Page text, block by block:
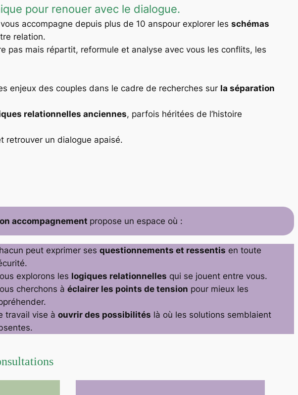
pour renouer avec le dialogue.
accompagne depuis plus de 10 anspour explorer les schémas
relation.
pas mais répartit, reformule et analyse avec vous les conflits, les
enjeux des couples dans le cadre de recherches sur la séparation
relationnelles anciennes, parfois héritées de l’histoire
retrouver un dialogue apaisé.
accompagnement propose un espace où :
peut exprimer ses questionnements et ressentis en toute
explorons les logiques relationnelles qui se jouent entre vous.
cherchons à éclairer les points de tension pour mieux les
travail vise à ouvrir des possibilités là où les solutions semblaient